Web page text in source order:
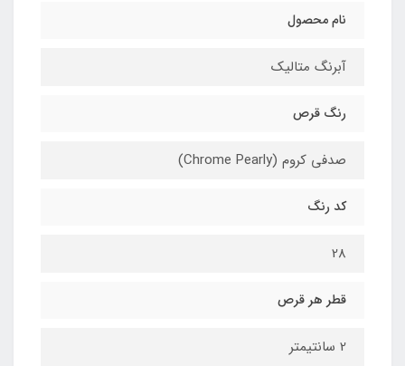
نام محصول
آبرنگ متالیک
رنگ قرص
صدفی کروم (Chrome Pearly)
کد رنگ
28
قطر هر قرص
2 سانتیمتر